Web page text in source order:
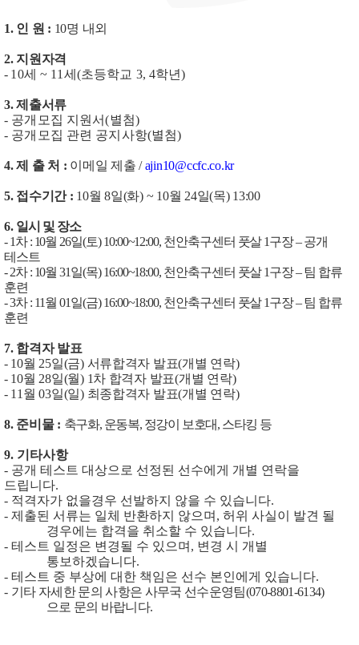
1. 인 원 : 10명 내외
2. 지원자격
- 10세~ 11 세 (초등학교 3, 4학년)
3.제출서류
- 공개모집 지원서(별첨)
- 공개모집 관련 공지사항(별첨)
4.제 출 처 : 이메일 제출/ajin10@ccfc.co.kr
5. 접수기간 : 10월8일(화) ~ 10월 24일(목) 13:00
6. 일시 및 장소
- 1차: 10월 26일(토) 10:00~12:00, 천안축구센터 풋살1구장–공개
테스트
- 2차: 10월31일(목) 16:00~18:00, 천안축구센터 풋살1구장–팀 합류
훈련
- 3차: 11월01일(금) 16:00~18:00, 천안축구센터 풋살1구장–팀 합류
훈련
7. 합격자 발표
- 10월 25일(금) 서류합격자 발표(개별 연락)
- 10월 28일(월) 1차 합격자 발표(개별 연락)
- 11 월03일(일) 최종합격자 발표(개별 연락)
8. 준비물 : 축구화, 운동복, 정강이 보호대, 스타킹 등
9. 기타사항
- 공개 테스트 대상으로 선정된 선수에게 개별 연락을
드립니다.
- 적격자가 없을경우 선발하지 않을 수 있습니다.
- 제출된 서류는 일체 반환하지 않으며 , 허위 사실이 발견 될
경우에는 합격을 취소할 수 있습니다.
- 테스트 일정은 변경될 수 있으며 , 변경 시 개별
통보하겠습니다.
- 테스트 중 부상에 대한 책임은 선수 본인에게 있습니다.
- 기타 자세한 문의 사항은 사무국 선수운영팀(070-8801-6134)
으로 문의 바랍니다.